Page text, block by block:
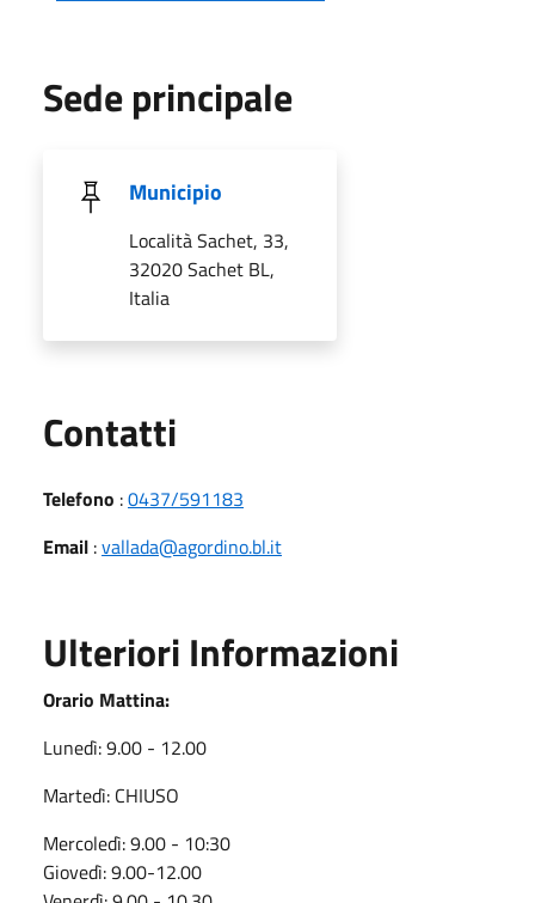
Sede principale
Municipio
Località Sachet, 33,
32020 Sachet BL,
Italia
Contatti
Telefono :0437/591183
Email :vallada@agordino.bl.it
Ulteriori Informazioni
Orario Mattina:
Lunedì: 9.00 - 12.00
Martedì: CHIUSO
Mercoledì: 9.00 - 10:30
Giovedì: 9.00-12.00